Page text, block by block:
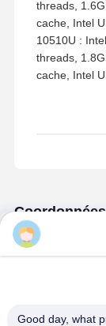
5405U : Intel
cœurs, 4
Graphics
8260U : Intel
threads,
10210U :
threads,
threads,
Good day, what